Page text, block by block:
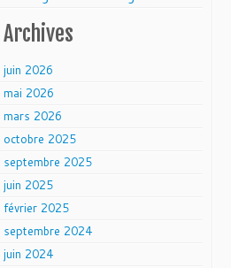
Archives
juin 2026
mai 2026
mars 2026
octobre 2025
septembre 2025
juin 2025
février 2025
septembre 2024
juin 2024